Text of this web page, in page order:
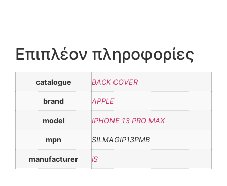
Επιπλέον πληροφορίες
catalogue BACK COVER
brand APPLE
model IPHONE 13 PRO MAX
mpn SILMAGIP13PMB
manufacturer iS